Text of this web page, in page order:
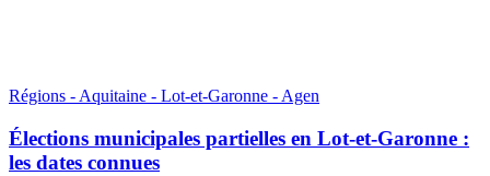
Régions - Aquitaine - Lot-et-Garonne - Agen
Élections municipales partielles en Lot-et-Garonne :
les dates connues